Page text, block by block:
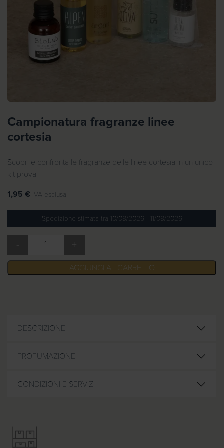
Campionatura fragranze linee
cortesia
Scopri e confronta le fragranze delle linee cortesia in un unico
kit prova
1,95 € IVA esclusa
Spedizione stimata tra 10/08/2026 - 11/08/2026
Campionatura fragranze linee cortesia quantità
AGGIUNGI AL CARRELLO
DESCRIZIONE
PROFUMAZIONE
CONDIZIONI E SERVIZI